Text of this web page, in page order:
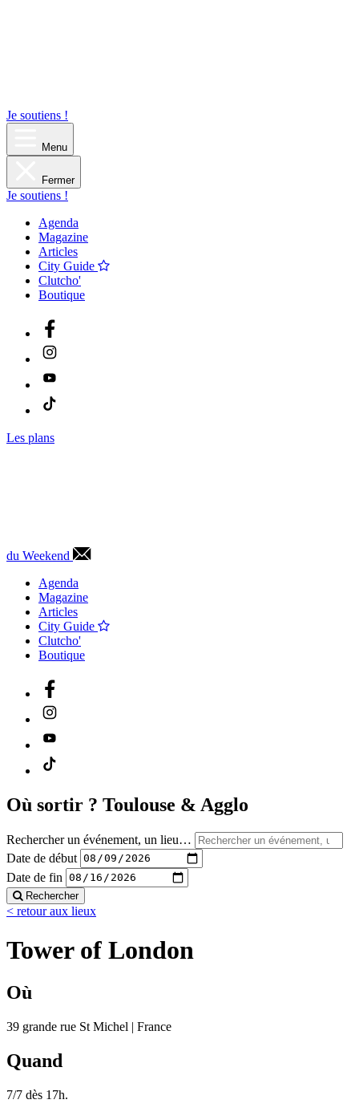
Je soutiens !
Menu
Fermer
Je soutiens !
Agenda
Magazine
Articles
City Guide
Clutcho'
Boutique
Les plans
du Weekend
Agenda
Magazine
Articles
City Guide
Clutcho'
Boutique
Où sortir ? Toulouse & Agglo
Rechercher un événement, un lieu…
Date de début
Date de fin
Rechercher
< retour aux lieux
Tower of London
Où
39 grande rue St Michel | France
Quand
7/7 dès 17h.